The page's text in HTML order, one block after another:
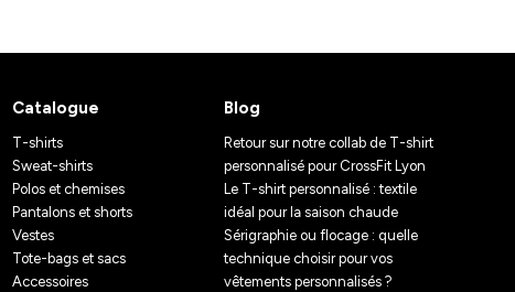
Catalogue
T-shirts
Sweat-shirts
Polos et chemises
Pantalons et shorts
Vestes
Tote-bags et sacs
Accessoires
Blog
Retour sur notre collab de T-shirt
personnalisé pour CrossFit Lyon
Le T-shirt personnalisé : textile
idéal pour la saison chaude
Sérigraphie ou flocage : quelle
technique choisir pour vos
vêtements personnalisés ?